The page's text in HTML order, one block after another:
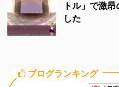
トル」で激
した
ブログランキング